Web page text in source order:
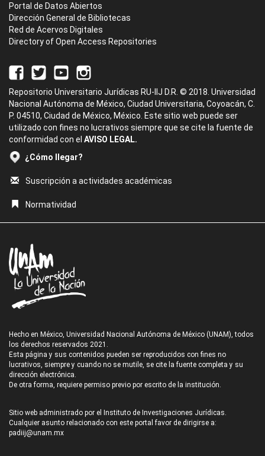
Portal de Datos Abiertos
Dirección General de Bibliotecas
Red de Acervos Digitales
Directory of Open Access Repositories
Repositorio Universitario Jurídicas RU-IIJ D.R. © 2018. Universidad
Nacional Autónoma de México, Ciudad Universitaria, Coyoacán, C.
P. 04510, Ciudad de México, México. Este sitio web puede ser
utilizado con fines no lucrativos siempre que se cite la fuente de
conformidad con el AVISO LEGAL.
¿Cómo llegar?
Suscripción a actividades académicas
Normatividad
Hecho en México, Universidad Nacional Autónoma de México (UNAM), todos
los derechos reservados 2021.
Esta página y sus contenidos pueden ser reproducidos con fines no
lucrativos, siempre y cuando no se mutile, se cite la fuente completa y su
dirección electrónica.
De otra forma, requiere permiso previo por escrito de la institución.
Sitio web administrado por el Instituto de Investigaciones Jurídicas.
Cualquier asunto relacionado con este portal favor de dirigirse a:
padiij@unam.mx